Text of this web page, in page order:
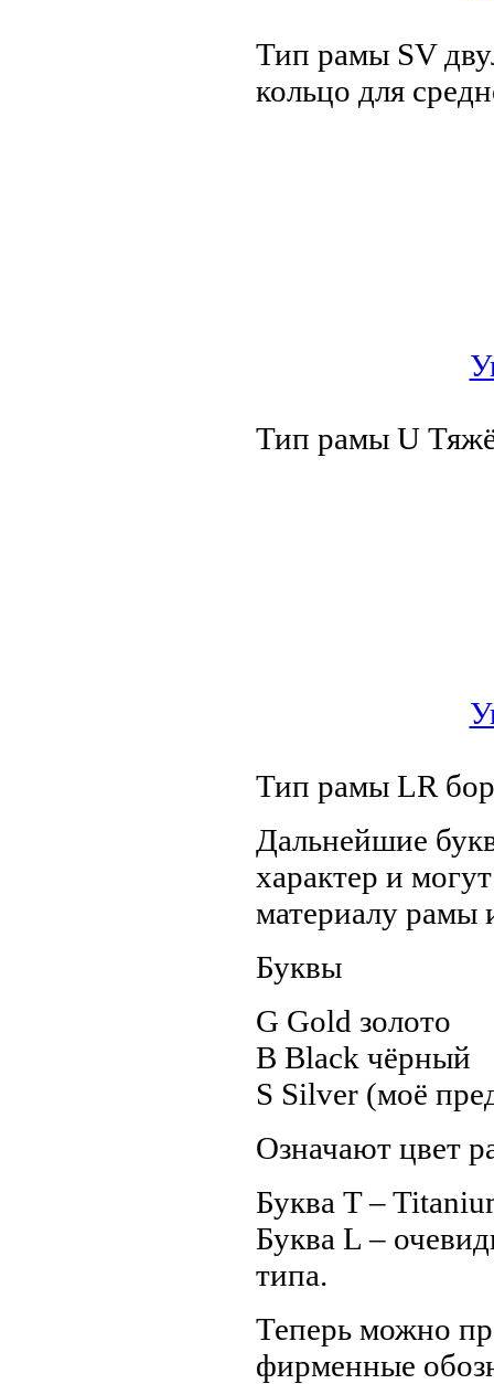
Тип рамы SV
кольцо для
Тип рамы U
Тип рамы LR
Дальнейшие
характер и
материалу рамы
Буквы
G Gold золото
B Black чёрный
S Silver (моё
Означают цвет
Буква T –
Буква L –
типа.
Теперь можно
фирменные